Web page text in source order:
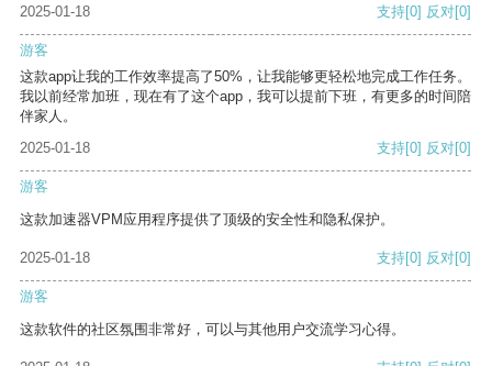
2025-01-18 支持[0] 反对[0]
游客
这款app让我的工作效率提高了50%，让我能够更轻松地完成工作任务。
我以前经常加班，现在有了这个app，我可以提前下班，有更多的时间陪
伴家人。
2025-01-18
支持[0] 反对[0]
游客
这款加速器VPM应用程序提供了顶级的安全性和隐私保护。
2025-01-18 支持[0] 反对[0]
游客
这款软件的社区氛围非常好，可以与其他用户交流学习心得。